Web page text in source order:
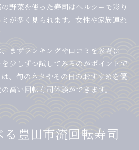
野菜を使った寿司はヘルシーで彩り
が多く見られます。女性や家族連れ
まずランキングや口コミを参考に
少しずつ試してみるのがポイントで
、旬のネタやその日のおすすめを優
高い回転寿司体験ができます。
豊田市流回転寿司